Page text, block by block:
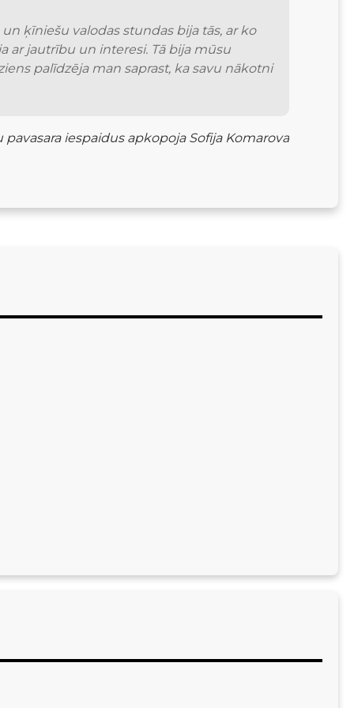
ķīniešu valodas stundas bija tās, ar ko
ar jautrību un interesi. Tā bija mūsu
palīdzēja man saprast, ka savu nākotni
pavasara iespaidus apkopoja Sofija Komarova